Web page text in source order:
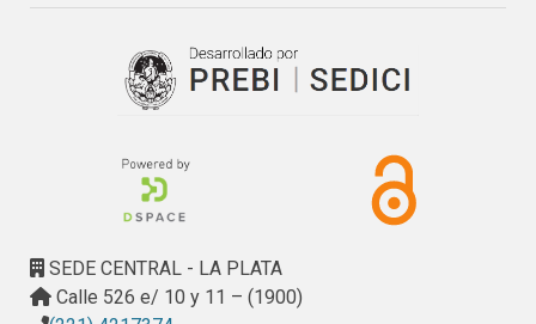
SEDE CENTRAL - LA PLATA
Calle 526 e/ 10 y 11 – (1900)